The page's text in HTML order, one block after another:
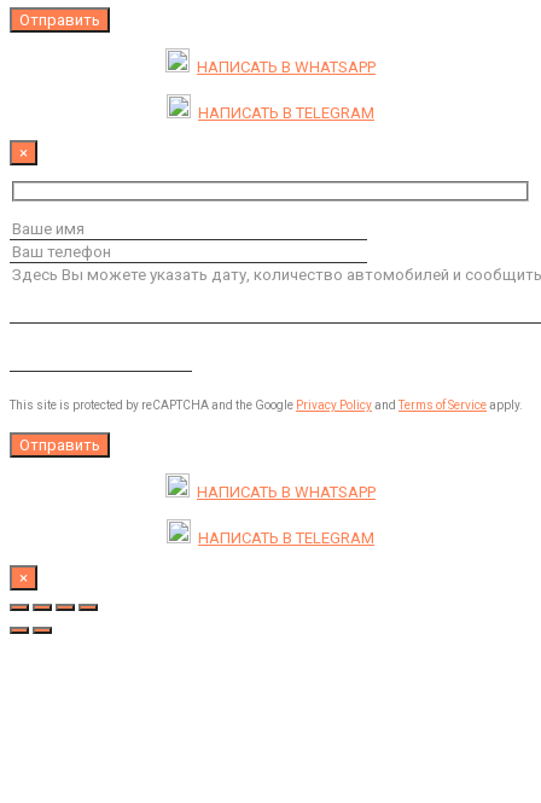
НАПИСАТЬ В WHATSAPP
НАПИСАТЬ ВTELEGRAM
×
This site is protected by reCAPTCHA and the Google Privacy PolicyandTerms of Serviceapply.
НАПИСАТЬ В WHATSAPP
НАПИСАТЬ ВTELEGRAM
×